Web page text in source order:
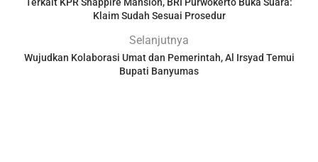
Klaim Sudah Sesuai Prosedur
Selanjutnya
Wujudkan Kolaborasi Umat dan Pemerintah, Al Irsyad Temui
Bupati Banyumas